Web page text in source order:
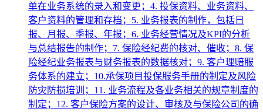
单在业务系统的录入和变更；4. 投保资料、业务资料、
客户资料的管理和存档；5. 业务报表的制作，包括日
报、月报、季报、年报；6. 业务经营情况及KPI的分析
与总结报告的制作；7. 保险经纪费的核对、催收；8. 保
险经纪业务报表与财务报表的数据核对；9. 客户理赔服
务体系的建立；10.承保项目投保服务手册的制定及风险
防灾防损培训；11. 业务流程及各业务相关的规章制度的
制定；12. 客户保险方案的设计、审核及与保险公司的确